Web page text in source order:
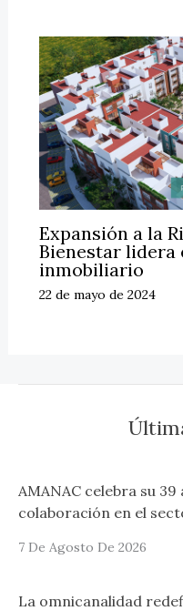
Expansión a la
Bienestar lidera
inmobiliario
22 de mayo de 2024
AMANAC celebra su
colaboración en el
7 De Agosto De 2026
La omnicanalidad